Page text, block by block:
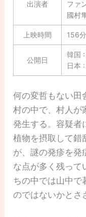
出演者
ファ
國村
上映時間 156分
公開日
韓国
日本
何の変哲もない田
村の中で、村人が
発生する。容疑者
植物を摂取して錯
が、謎の発疹を発
な点が多く残って
ちの中では山中で
のではないかとさ